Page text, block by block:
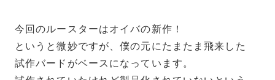
今回のルースターはオイバの新作！
というと微妙ですが、僕の元にたまたま飛来した
試作バードがベースになっています。